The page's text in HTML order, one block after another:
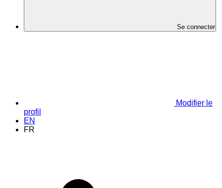
Se connecter
Modifier le
profil
EN
FR